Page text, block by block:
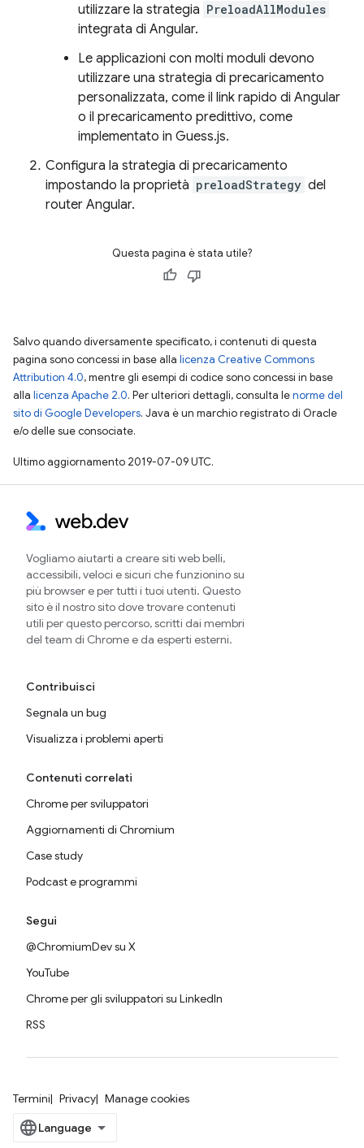
utilizzare la strategia PreloadAllModules
integrata di Angular.
Le applicazioni con molti moduli devono
utilizzare una strategia di precaricamento
personalizzata, come il link rapido di Angular
o il precaricamento predittivo, come
implementato in Guess.js.
Configura la strategia di precaricamento
impostando la proprietà preloadStrategy del
router Angular.
Questa pagina è stata utile?
Salvo quando diversamente specificato, i contenuti di questa
pagina sono concessi in base alla licenza Creative Commons
Attribution 4.0, mentre gli esempi di codice sono concessi in base
alla licenza Apache 2.0. Per ulteriori dettagli, consulta lenorme del
sito di Google Developers. Java è un marchio registrato di Oracle
e/o delle sue consociate.
Ultimo aggiornamento 2019-07-09 UTC.
Vogliamo aiutarti a creare siti web belli,
accessibili, veloci e sicuri che funzionino su
più browser e per tutti i tuoi utenti. Questo
sito è il nostro sito dove trovare contenuti
utili per questo percorso, scritti dai membri
del team di Chrome e da esperti esterni.
Contribuisci
Segnala un bug
Visualizza i problemi aperti
Contenuti correlati
Chrome per sviluppatori
Aggiornamenti di Chromium
Case study
Podcast e programmi
Segui
@ChromiumDev su X
YouTube
Chrome per gli sviluppatori su LinkedIn
RSS
Termini Privacy Manage cookies